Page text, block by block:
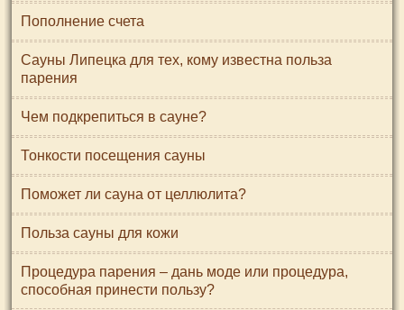
Пополнение счета
Сауны Липецка для тех, кому известна польза
парения
Чем подкрепиться в сауне?
Тонкости посещения сауны
Поможет ли сауна от целлюлита?
Польза сауны для кожи
Процедура парения – дань моде или процедура,
способная принести пользу?